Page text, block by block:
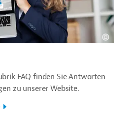
FAQ finden Sie Antworten
zu unserer Website.